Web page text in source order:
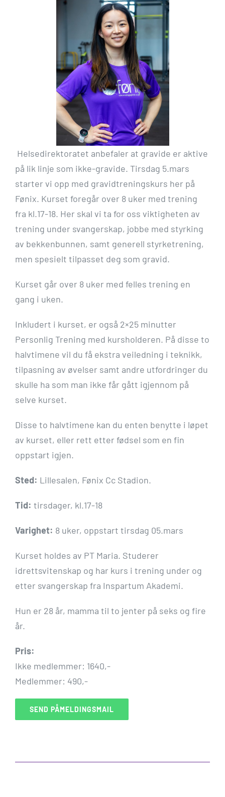
Helsedirektoratet anbefaler at gravide er aktive
på lik linje som ikke-gravide. Tirsdag 5.mars
starter vi opp med gravidtreningskurs her på
Fønix. Kurset foregår over 8 uker med trening
fra kl.17-18. Her skal vi ta for oss viktigheten av
trening under svangerskap, jobbe med styrking
av bekkenbunnen, samt generell styrketrening,
men spesielt tilpasset deg som gravid.
Kurset går over 8 uker med felles trening en
gang i uken.
Inkludert i kurset, er også 2×25 minutter
Personlig Trening med kursholderen. På disse to
halvtimene vil du få ekstra veiledning i teknikk,
tilpasning av øvelser samt andre utfordringer du
skulle ha som man ikke får gått igjennom på
selve kurset.
Disse to halvtimene kan du enten benytte i løpet
av kurset, eller rett etter fødsel som en fin
oppstart igjen.
Sted: Lillesalen, Fønix Cc Stadion.
Tid: tirsdager, kl.17-18
Varighet: 8 uker, oppstart tirsdag 05.mars
Kurset holdes av PT Maria. Studerer
idrettsvitenskap og har kurs i trening under og
etter svangerskap fra Inspartum Akademi.
Hun er 28 år, mamma til to jenter på seks og fire
år.
Pris:
Ikke medlemmer: 1640,-
Medlemmer: 490,-
SEND PÅMELDINGSMAIL